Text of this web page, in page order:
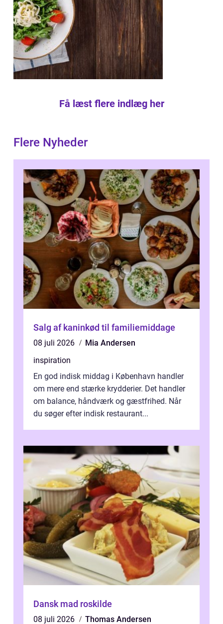
Få læst flere indlæg her
Flere Nyheder
Salg af kaninkød til familiemiddage
08 juli 2026
Mia Andersen
inspiration
En god indisk middag i København handler
om mere end stærke krydderier. Det handler
om balance, håndværk og gæstfrihed. Når
du søger efter indisk restaurant...
Dansk mad roskilde
08 juli 2026 Thomas Andersen